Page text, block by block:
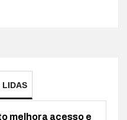
LIDAS
melhora acesso e